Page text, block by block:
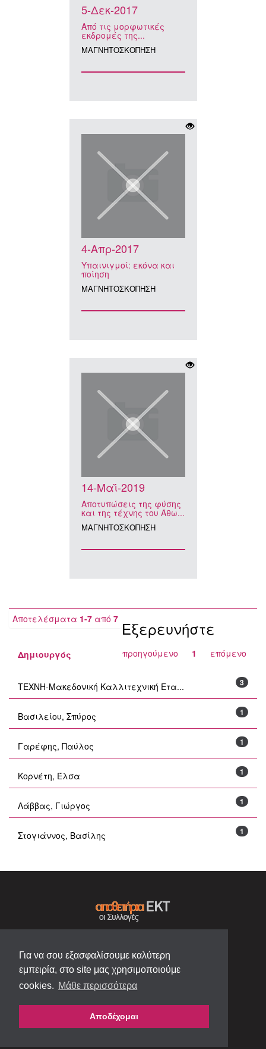
Για να σου εξασφαλίσουμε καλύτερη
εμπειρία, στο site μας χρησιμοποιούμε
cookies. Μάθε περισσότερα
Αποδέχομαι
5-Δεκ-2017
Από τις μορφωτικές
εκδρομές της...
ΜΑΓΝΗΤΟΣΚΟΠΗΣΗ
4-Απρ-2017
Υπαινιγμοί: εκόνα και
ποίηση
ΜΑΓΝΗΤΟΣΚΟΠΗΣΗ
14-Μαΐ-2019
Αποτυπώσεις της φύσης
και της τέχνης του Άθω...
ΜΑΓΝΗΤΟΣΚΟΠΗΣΗ
Αποτελέσματα 1-7 από 7
προηγούμενο 1 επόμενο
Εξερευνήστε
Δημιουργός
3
ΤΕΧΝΗ-Μακεδονική Καλλιτεχνική Ετα...
1
Βασιλείου, Σπύρος
1
Γαρέφης, Παύλος
1
Κορνέτη, Έλσα
1
Λάββας, Γιώργος
1
Στογιάννος, Βασίλης